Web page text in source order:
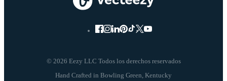
© 2026 Eezy LLC Todos los derechos reservados